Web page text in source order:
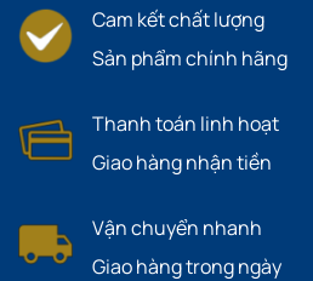
Cam kết chất lượng
Sản phẩm chính hãng
Thanh toán linh hoạt
Giao hàng nhận tiền
Vận chuyển nhanh
Giao hàng trong ngày